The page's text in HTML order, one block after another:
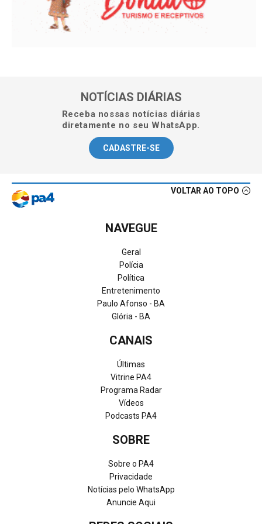
NOTÍCIAS DIÁRIAS
Receba nossas notícias diárias
diretamente no seu WhatsApp.
CADASTRE-SE
VOLTAR AO TOPO
NAVEGUE
Geral
Polícia
Política
Entretenimento
Paulo Afonso - BA
Glória - BA
CANAIS
Últimas
Vitrine PA4
Programa Radar
Vídeos
Podcasts PA4
SOBRE
Sobre o PA4
Privacidade
Notícias pelo WhatsApp
Anuncie Aqui